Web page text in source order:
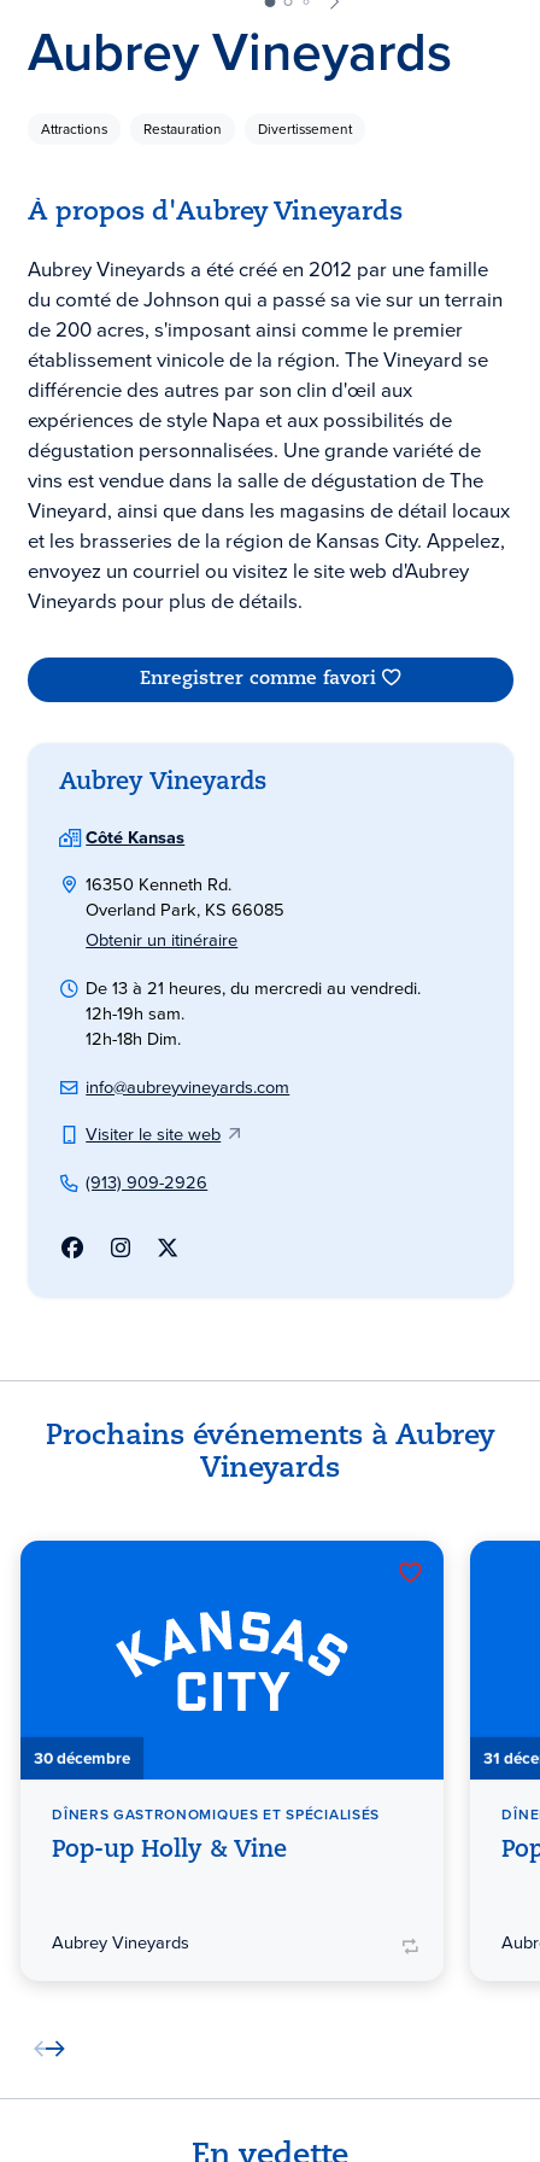
Aubrey Vineyards
Attractions Restauration Divertissement
À propos d'Aubrey Vineyards
Aubrey Vineyards a été créé en 2012 par une famille
du comté de Johnson qui a passé sa vie sur un terrain
de 200 acres, s'imposant ainsi comme le premier
établissement vinicole de la région. The Vineyard se
différencie des autres par son clin d'œil aux
expériences de style Napa et aux possibilités de
dégustation personnalisées. Une grande variété de
vins est vendue dans la salle de dégustation de The
Vineyard, ainsi que dans les magasins de détail locaux
et les brasseries de la région de Kansas City. Appelez,
envoyez un courriel ou visitez le site web d'Aubrey
Vineyards pour plus de détails.
Enregistrer comme favori
Aubrey Vineyards
Côté Kansas
16350 Kenneth Rd.
Overland Park, KS 66085
Obtenir un itinéraire
De 13 à 21 heures, du mercredi au vendredi.
12h-19h sam.
12h-18h Dim.
info@aubreyvineyards.com
Visiter le site web
(913) 909-2926
Prochains événements à Aubrey
Vineyards
30 décembre
DÎNERS GASTRONOMIQUES ET SPÉCIALISÉS
Pop-up Holly & Vine
Aubrey Vineyards
31